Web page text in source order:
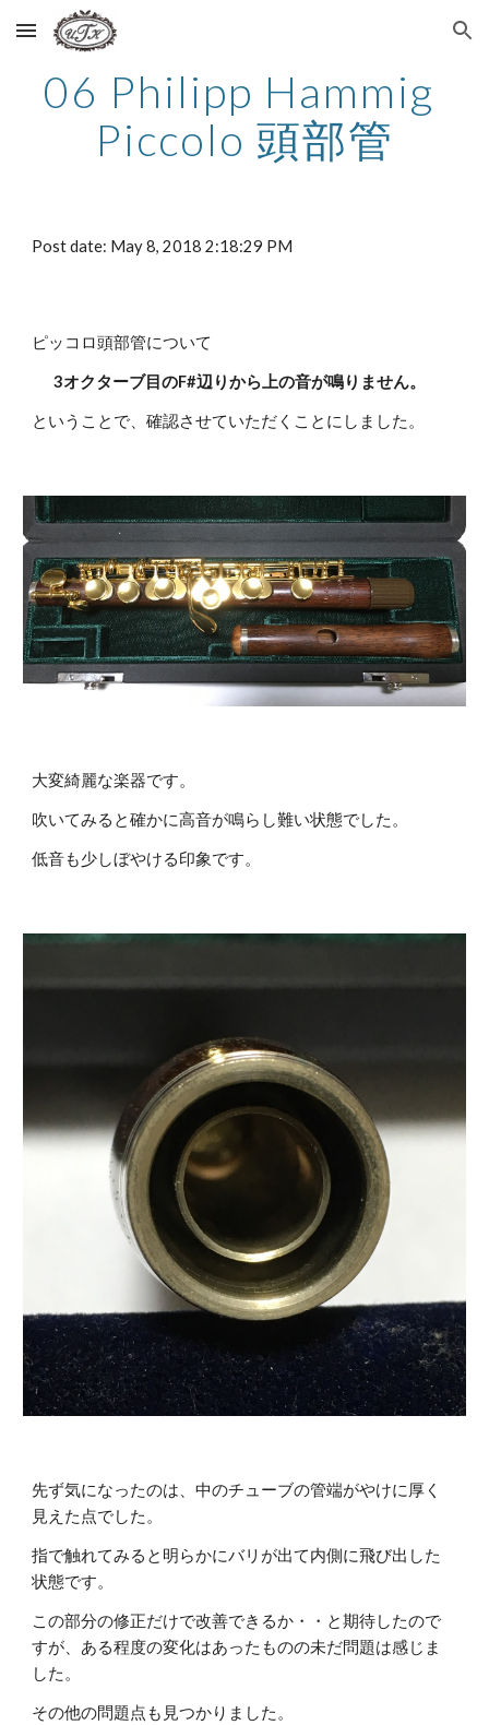
Skip to main content Skip to navigation
06 Philipp Hammig
Piccolo 頭部管
Post date: May 8, 2018 2:18:29 PM
ピッコロ頭部管について
3オクターブ目のF#辺りから上の音が鳴りません。
ということで、確認させていただくことにしました。
大変綺麗な楽器です。
吹いてみると確かに高音が鳴らし難い状態でした。
低音も少しぼやける印象です。
先ず気になったのは、中のチューブの管端がやけに厚く
見えた点でした。
指で触れてみると明らかにバリが出て内側に飛び出した
状態です。
この部分の修正だけで改善できるか・・と期待したので
すが、ある程度の変化はあったものの未だ問題は感じま
した。
その他の問題点も見つかりました。